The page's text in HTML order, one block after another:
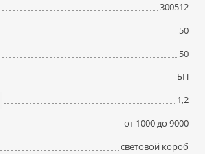
300512
50
50
БП
1,2
от 1000 до 9000
световой короб